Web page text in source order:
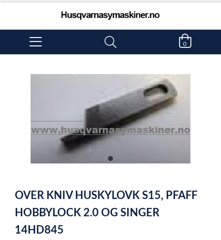
0
item
of
1
OVER KNIV HUSKYLOVK S15, PFAFF
HOBBYLOCK 2.0 OG SINGER
14HD845